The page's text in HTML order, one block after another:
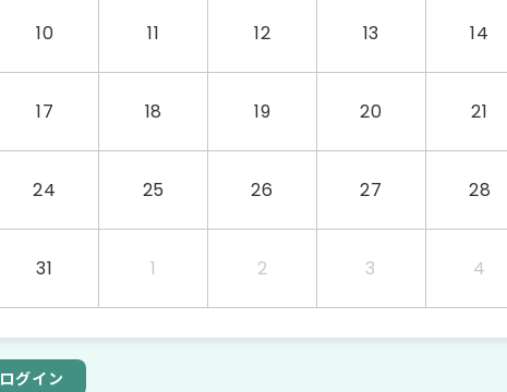
10 11 12 13 14
17 18 19 20 21
24 25 26 27 28
31 1 2 3 4
ログイン